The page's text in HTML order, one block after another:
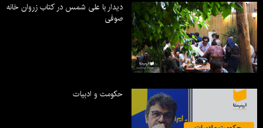
دیدار با علی شمس در کتاب زروان خانه
صوفی
حکومت و ادبیات